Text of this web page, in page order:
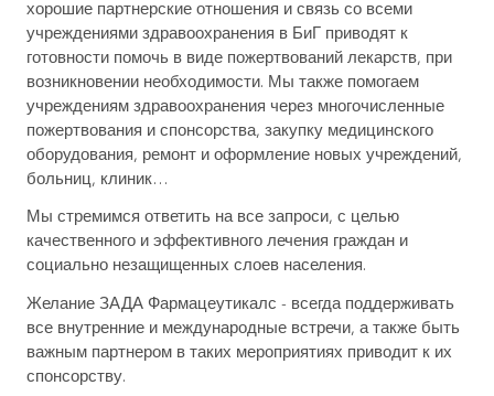
хорошие партнерские отношения и связь со всеми
учреждениями здравоохранения в БиГ приводят к
готовности помочь в виде пожертвований лекарств, при
возникновении необходимости. Мы также помогаем
учреждениям здравоохранения через многочисленные
пожертвования и спонсорства, закупку медицинского
оборудования, ремонт и оформление новых учреждений,
больниц, клиник…
Мы стремимся ответить на все запроси, с целью
качественного и эффективного лечения граждан и
социально незащищенных слоев населения.
Желание ЗАДА Фармацеутикалс - всегда поддерживать
все внутренние и международные встречи, а также быть
важным партнером в таких мероприятиях приводит к их
спонсорству.